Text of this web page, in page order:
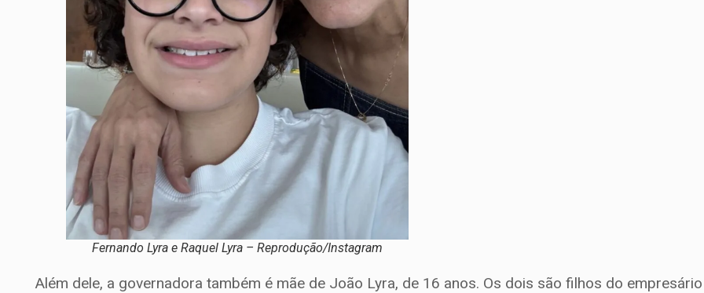
Fernando Lyra e Raquel Lyra – Reprodução/Instagram
Além dele, a governadora também é mãe de João Lyra, de 16 anos. Os dois são filhos do empresário